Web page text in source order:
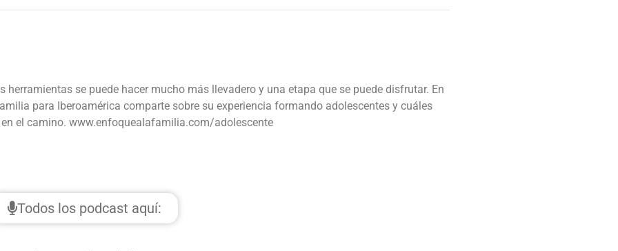
o
disminuir
se puede hacer mucho más llevadero y una etapa que se puede disfrutar. En
para Iberoamérica comparte sobre su experiencia formando adolescentes y cuáles
el camino. www.enfoquealafamilia.com/adolescente
Todos los podcast aquí: